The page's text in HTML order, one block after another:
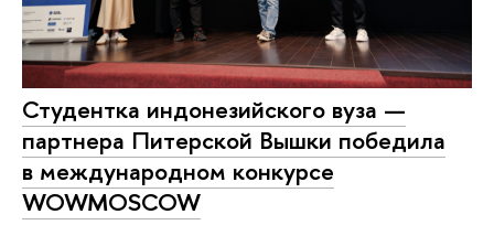
Студентка индонезийского вуза —
партнера Питерской Вышки победила
в международном конкурсе
WOWMOSCOW